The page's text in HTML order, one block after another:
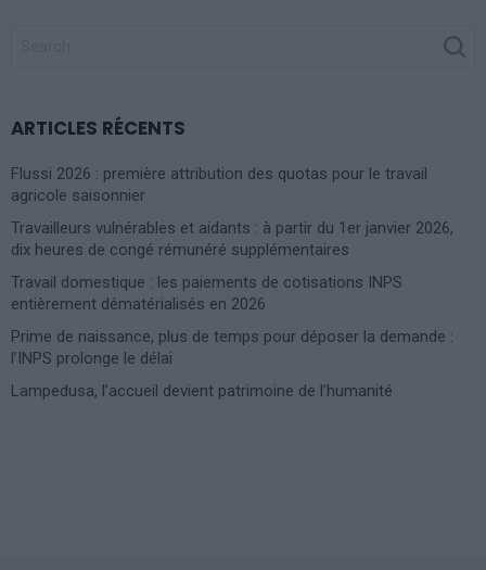
ARTICLES RÉCENTS
Flussi 2026 : première attribution des quotas pour le travail
agricole saisonnier
Travailleurs vulnérables et aidants : à partir du 1er janvier 2026,
dix heures de congé rémunéré supplémentaires
Travail domestique : les paiements de cotisations INPS
entièrement dématérialisés en 2026
Prime de naissance, plus de temps pour déposer la demande :
l’INPS prolonge le délai
Lampedusa, l’accueil devient patrimoine de l’humanité